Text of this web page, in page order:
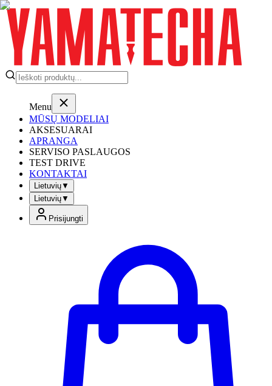
Menu
MŪSŲ MODELIAI
AKSESUARAI
APRANGA
SERVISO PASLAUGOS
TEST DRIVE
KONTAKTAI
Lietuvių▼
Lietuvių▼
Prisijungti